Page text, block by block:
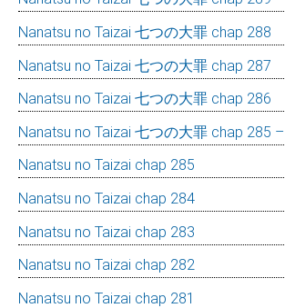
Nanatsu no Taizai 七つの大罪 chap 288
Nanatsu no Taizai 七つの大罪 chap 287
Nanatsu no Taizai 七つの大罪 chap 286
Nanatsu no Taizai 七つの大罪 chap 285
Nanatsu no Taizai chap 285
Nanatsu no Taizai chap 284
Nanatsu no Taizai chap 283
Nanatsu no Taizai chap 282
Nanatsu no Taizai chap 281